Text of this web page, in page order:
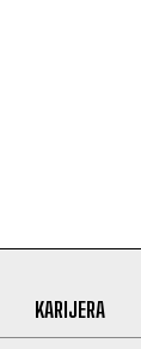
KARIJERA